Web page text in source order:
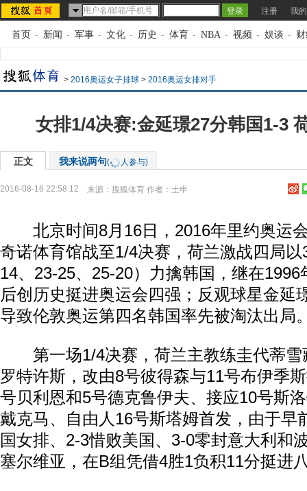
注册 我
首页 - 新闻 - 军事 - 文化 - 历史 - 体育 - NBA - 视频 - 娱谈 -
> 2016奥运女子排球 > 2016奥运女排对手
女排1/4决赛:金延璟27分韩国1-3
正文 我来说两句( 人参与)
2016-08-16 22:58:12 来源： 搜狐体育 作者：土申
北京时间8月16日，2016年里约奥运
奇诺体育馆战至1/4决赛，荷兰激战四局以
14、23-25、25-20）力擒韩国，继在1996
后创历史挺进奥运会四强；反观球星金延
导致伦敦奥运第四名韩国率先被淘汰出局
第一场1/4决赛，荷兰主教练圭代蒂雪
罗特许斯，改由8号彼得森与11号布伊季
号贝利恩和5号德克鲁伊夫、接应10号斯
戴克马、自由人16号斯塔姆首发，由于早
国女排、2-3惜败美国、3-0零封意大利和
塞尔维亚，在B组凭借4胜1负积11分挺进